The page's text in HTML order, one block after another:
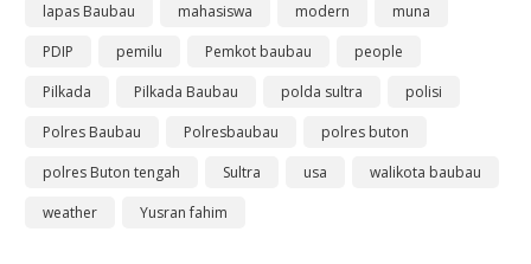
lapas Baubau
mahasiswa modern
muna
PDIP
pemilu Pemkot baubau
people
Pilkada
Pilkada Baubau polda sultra
polisi
Polres Baubau
Polresbaubau
polres buton
polres Buton tengah
Sultra usa
walikota baubau
weather
Yusran fahim